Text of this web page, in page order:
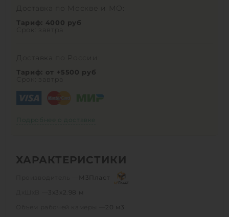
Доставка по Москве и МО:
Тариф: 4000 руб
Срок: завтра
Доставка по России:
Тариф: от +5500 руб
Срок: завтра
Подробнее о доставке
ХАРАКТЕРИСТИКИ
М3Пласт
3х3х2.98 м
20 м3